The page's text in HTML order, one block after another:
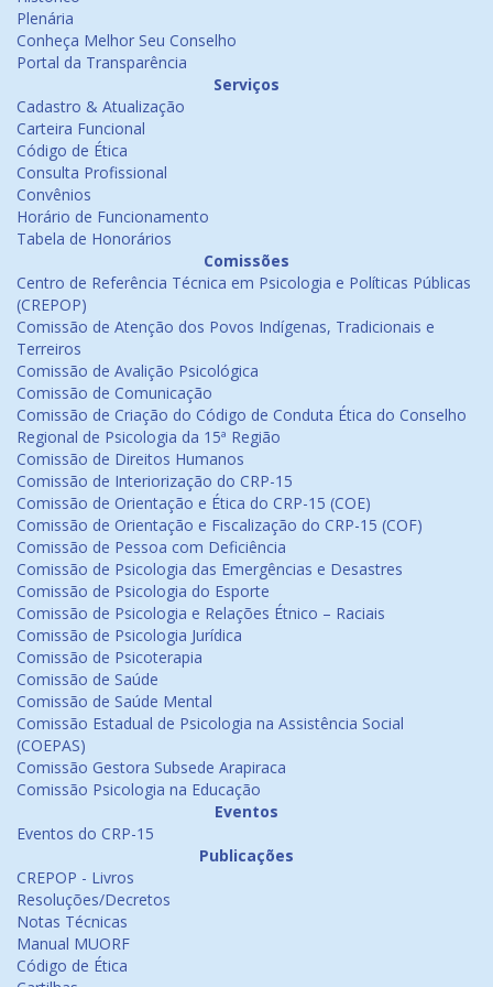
Plenária
Conheça Melhor Seu Conselho
Portal da Transparência
Serviços
Cadastro & Atualização
Carteira Funcional
Código de Ética
Consulta Profissional
Convênios
Horário de Funcionamento
Tabela de Honorários
Comissões
Centro de Referência Técnica em Psicologia e Políticas Públicas
(CREPOP)
Comissão de Atenção dos Povos Indígenas, Tradicionais e
Terreiros
Comissão de Avalição Psicológica
Comissão de Comunicação
Comissão de Criação do Código de Conduta Ética do Conselho
Regional de Psicologia da 15ª Região
Comissão de Direitos Humanos
Comissão de Interiorização do CRP-15
Comissão de Orientação e Ética do CRP-15 (COE)
Comissão de Orientação e Fiscalização do CRP-15 (COF)
Comissão de Pessoa com Deficiência
Comissão de Psicologia das Emergências e Desastres
Comissão de Psicologia do Esporte
Comissão de Psicologia e Relações Étnico – Raciais
Comissão de Psicologia Jurídica
Comissão de Psicoterapia
Comissão de Saúde
Comissão de Saúde Mental
Comissão Estadual de Psicologia na Assistência Social
(COEPAS)
Comissão Gestora Subsede Arapiraca
Comissão Psicologia na Educação
Eventos
Eventos do CRP-15
Publicações
CREPOP - Livros
Resoluções/Decretos
Notas Técnicas
Manual MUORF
Código de Ética